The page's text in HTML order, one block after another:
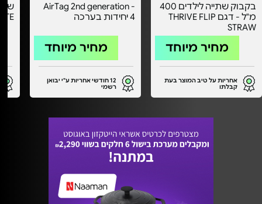
בקבוק שתייה לילדים 400
מ"ל - דגם THRIVE FLIP
STRAW
מחיר מיוחד
אחריות על טיב המוצר בעת
קבלתו
AirTag 2nd generation -
4 יחידות בערכה
מחיר מיוחד
12 חודשי אחריות ע"י יבואן
רשמי